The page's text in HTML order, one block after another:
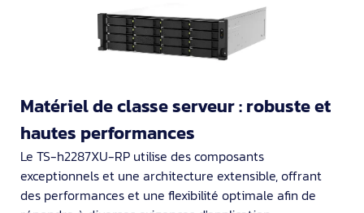
Matériel de classe serveur : robuste et
hautes performances
Le TS-h2287XU-RP utilise des composants
exceptionnels et une architecture extensible, offrant
des performances et une flexibilité optimale afin de